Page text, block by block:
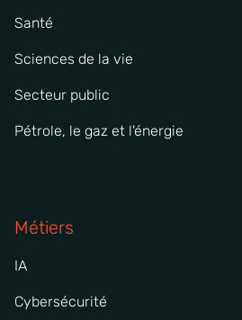
Santé
Sciences de la vie
Secteur public
Pétrole, le gaz et l'énergie
Métiers
IA
Cybersécurité